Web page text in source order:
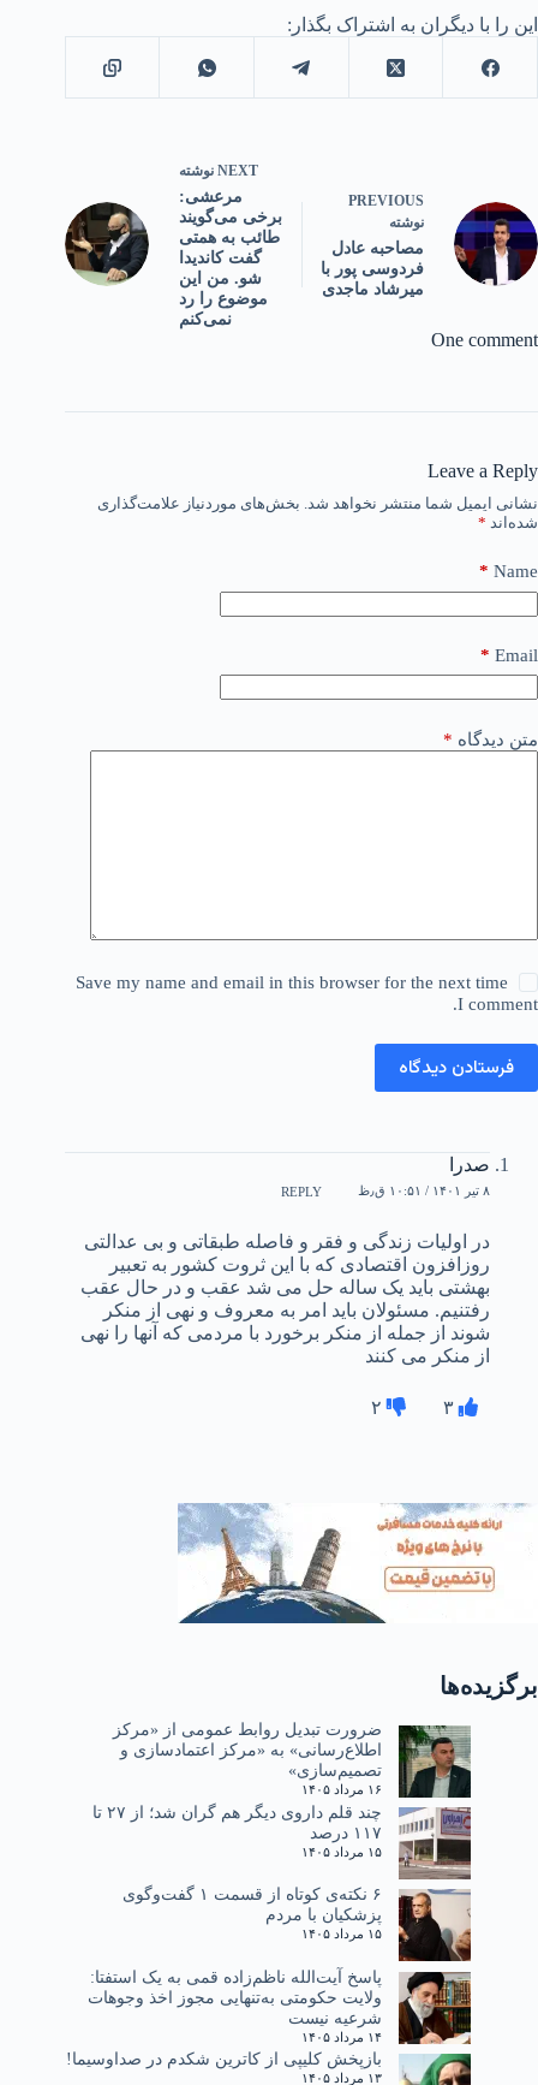
این را با دیگران به اشتراک بگذار:
PREVIOUS
نوشته
مصاحبه عادل
فردوسی پور با
میرشاد ماجدی
NEXT نوشته
مرعشی:
برخی می‌گویند
طائب به همتی
گفت کاندیدا
شو. من این
موضوع را رد
نمی‌کنم
One comment
Leave a Reply
نشانی ایمیل شما منتشر نخواهد شد. بخش‌های موردنیاز علامت‌گذاری
شده‌اند *
Name
*
Email
*
متن دیدگاه *
Save my name and email in this browser for the next time
I comment.
فرستادن دیدگاه
صدرا
۸ تیر ۱۴۰۱ / ۱۰:۵۱ ق٫ظ REPLY
در اولیات زندگی و فقر و فاصله طبقاتی و بی عدالتی
روزافزون اقتصادی که با این ثروت کشور به تعبیر
بهشتی باید یک ساله حل می شد عقب و در حال عقب
رفتنیم. مسئولان باید امر به معروف و نهی از منکر
شوند از جمله از منکر برخورد با مردمی که آنها را نهی
از منکر می کنند
۳ ۲
برگزیده‌ها
ضرورت تبدیل روابط عمومی از «مرکز
اطلاع‌رسانی» به «مرکز اعتمادسازی و
تصمیم‌سازی»
۱۶ مرداد ۱۴۰۵
چند قلم داروی دیگر هم گران شد؛ از ۲۷ تا
۱۱۷ درصد
۱۵ مرداد ۱۴۰۵
۶ نکته‌ی کوتاه از قسمت ۱ گفت‌وگوی
پزشکیان با مردم
۱۵ مرداد ۱۴۰۵
پاسخ آیت‌الله ناظم‌زاده قمی به یک استفتا:
ولایت حکومتی به‌تنهایی مجوز اخذ وجوهات
شرعیه نیست
۱۴ مرداد ۱۴۰۵
بازپخش کلیپی از کاترین شکدم در صداوسیما!
۱۳ مرداد ۱۴۰۵